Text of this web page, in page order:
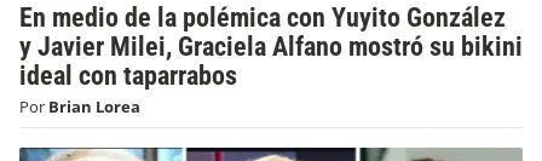
En medio de la polémica con Yuyito González
y Javier Milei, Graciela Alfano mostró su bikini
ideal con taparrabos
Por Brian Lorea